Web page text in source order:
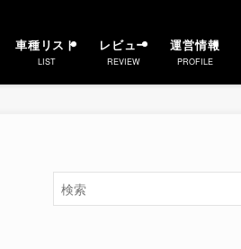
車種リスト
LIST
レビュー
REVIEW
運営情報
PROFILE